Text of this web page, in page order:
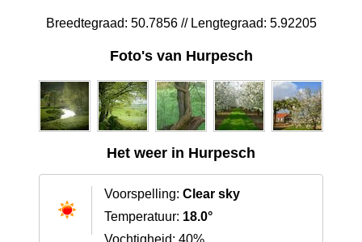
Breedtegraad: 50.7856 // Lengtegraad: 5.92205
Foto's van Hurpesch
Het weer in Hurpesch
Voorspelling: Clear sky
Temperatuur: 18.0°